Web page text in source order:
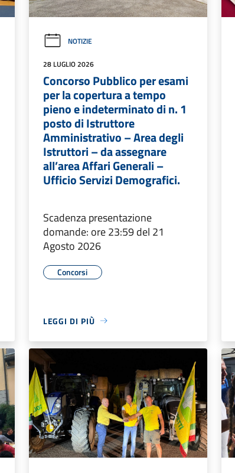
NOTIZIE
28 LUGLIO 2026
Concorso Pubblico per esami
per la copertura a tempo
pieno e indeterminato di n. 1
posto di Istruttore
Amministrativo – Area degli
Istruttori – da assegnare
all’area Affari Generali –
Ufficio Servizi Demografici.
Scadenza presentazione
domande: ore 23:59 del 21
Agosto 2026
Concorsi
LEGGI DI PIÙ